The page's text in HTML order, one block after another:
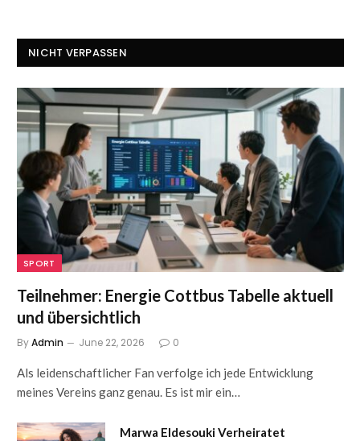
NICHT VERPASSEN
SPORT
Teilnehmer: Energie Cottbus Tabelle aktuell
und übersichtlich
ByAdmin June 22, 2026 0
Als leidenschaftlicher Fan verfolge ich jede Entwicklung
meines Vereins ganz genau. Es ist mir ein…
Marwa Eldesouki Verheiratet